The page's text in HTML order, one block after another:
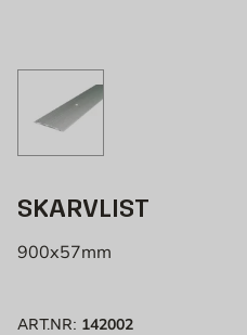
SKARVLIST
900x57mm
ART.NR: 142002